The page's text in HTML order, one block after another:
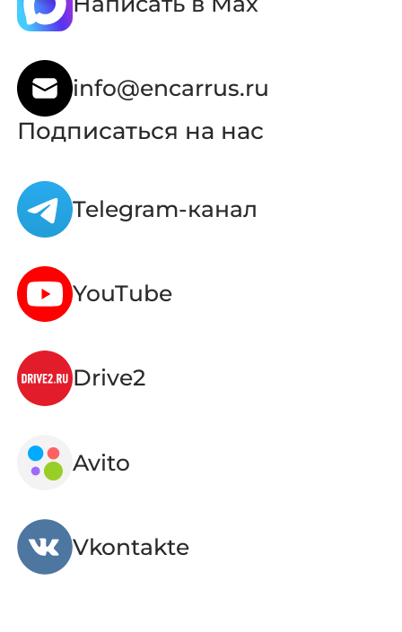
info@encarrus.ru
Подписаться на нас
Telegram-канал
YouTube
Drive2
Avito
Vkontakte